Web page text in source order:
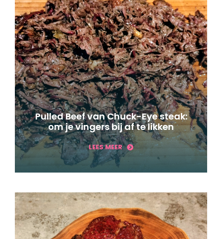
Pulled Beef van Chuck-Eye steak:
om je vingers bij af te likken
LEES MEER